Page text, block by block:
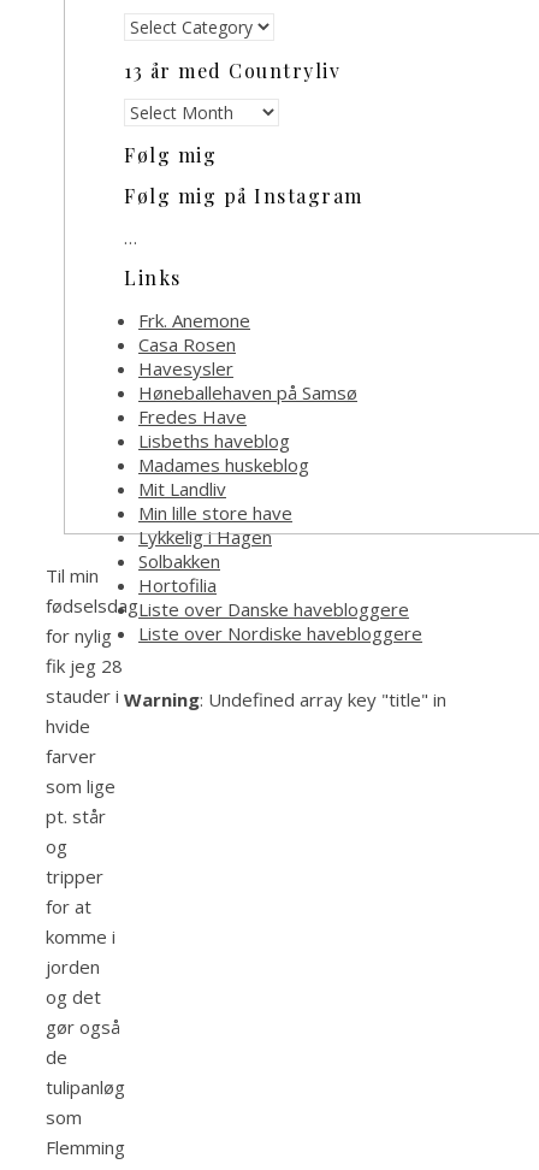
Til min
fødselsdag
for nylig
fik jeg 28
stauder i
hvide
farver
som lige
pt. står
og
tripper
for at
komme i
jorden
og det
gør også
de
tulipanløg
som
Flemming
Kategorier
13 år med Countryliv
13
med
Countryliv
Følg mig
Følg mig på Instagram
…
Links
Frk. Anemone
Casa Rosen
Havesysler
Høneballehaven på Samsø
Fredes Have
Lisbeths haveblog
Madames huskeblog
Mit Landliv
Min lille store have
Lykkelig i Hagen
Solbakken
Hortofilia
Liste over Danske havebloggere
Liste over Nordiske havebloggere
Warning: Undefined array key "title" in